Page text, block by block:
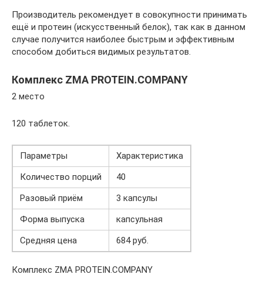
Производитель рекомендует в совокупности принимать
ещё и протеин (искусственный белок), так как в данном
случае получится наиболее быстрым и эффективным
способом добиться видимых результатов.
Комплекс ZMA PROTEIN.COMPANY
2 место
120 таблеток.
Параметры
Характеристика
Количество порций
40
Разовый приём
3 капсулы
Форма выпуска
капсульная
Средняя цена
684 руб.
Комплекс ZMA PROTEIN.COMPANY